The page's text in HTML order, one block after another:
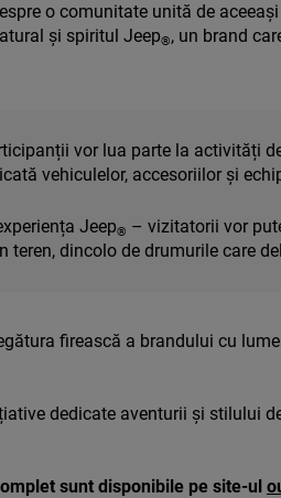
o comunitate unită de
și spiritul Jeep®, un brand
vor lua parte la activități
vehiculelor, accesoriilor și
Jeep® – vizitatorii vor
teren, dincolo de drumurile care
firească a brandului cu
dedicate aventurii și stilului
sunt disponibile pe site-ul